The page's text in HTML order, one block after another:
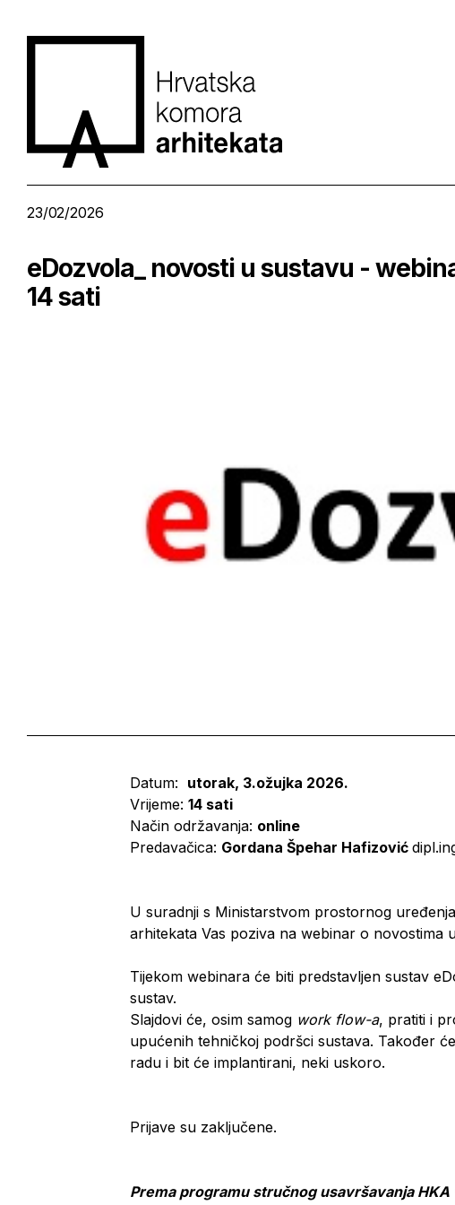
23/02/2026
eDozvola_ novosti u sustavu -
14 sati
Datum: utorak, 3.ožujka 2026.
Vrijeme: 14 sati
Način održavanja: online
Predavačica: Gordana Špehar Hafizović
U suradnji s Ministarstvom prostornog
arhitekata Vas poziva na webinar o novostima
Tijekom webinara će biti predstavljen sustav
sustav.
Slajdovi će, osim samog work flow-a, pratiti i
upućenih tehničkoj podršci sustava. Također
radu i bit će implantirani, neki uskoro.
Prijave su zaključene.
Prema programu stručnog usavršavanja